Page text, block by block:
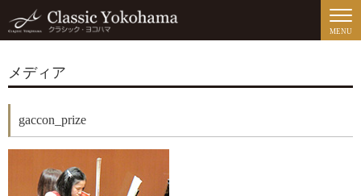
MENU
メディア
gaccon_prize